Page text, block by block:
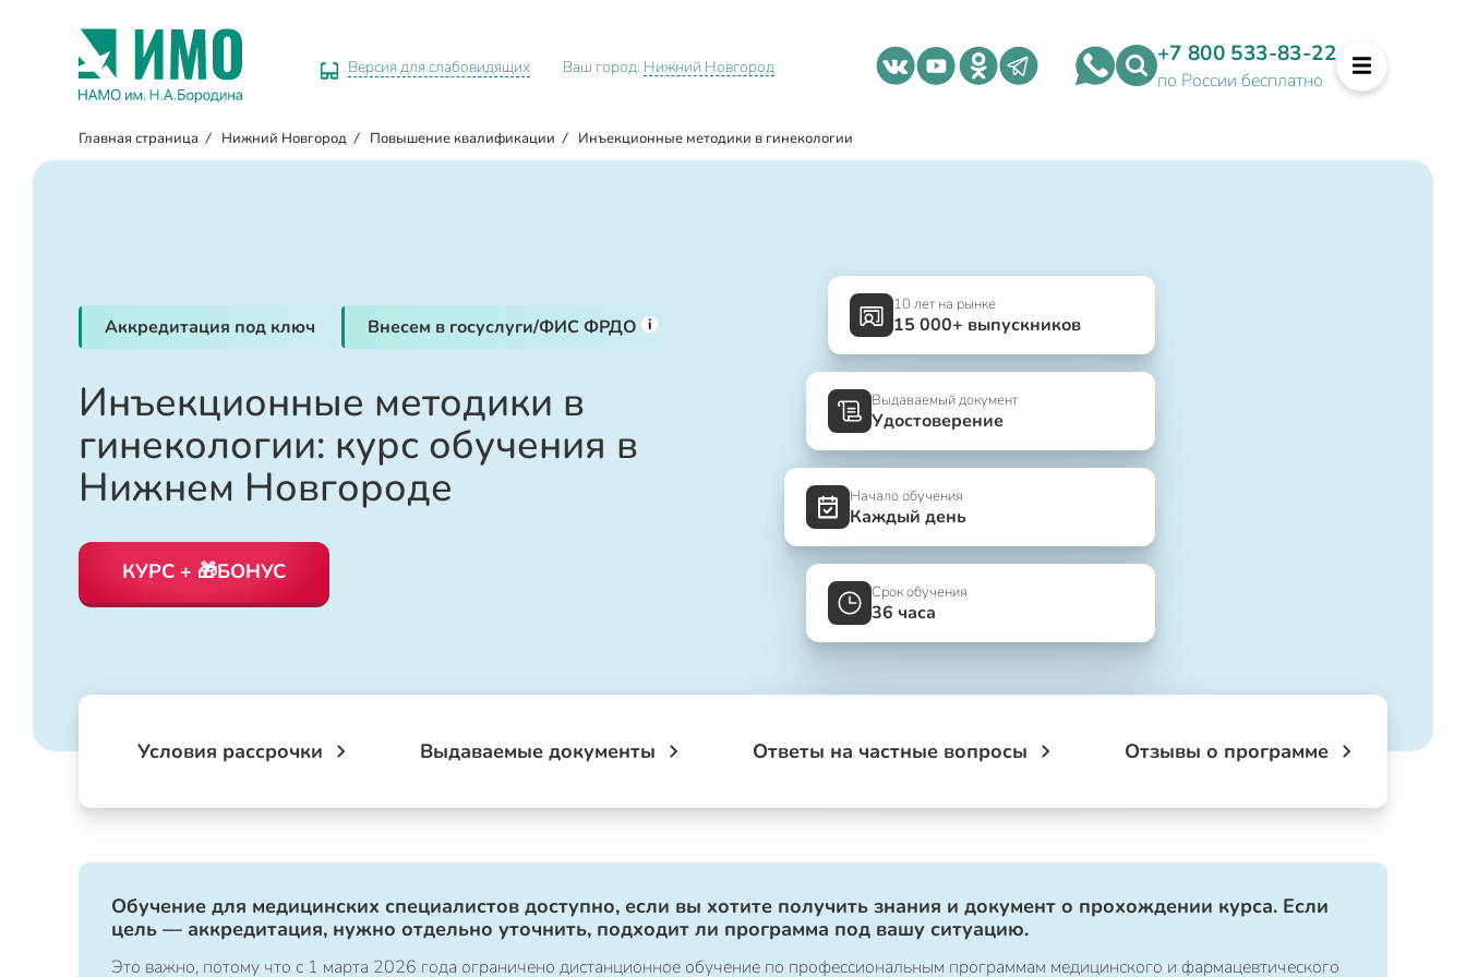
Версия для слабовидящих Ваш город: Нижний Новгород +7 800 533-83-22
по России бесплатно
Главная страница / Нижний Новгород / Повышение квалификации / Инъекционные методики в гинекологии
Аккредитация под ключ Внесем в госуслуги/ФИС ФРДО i
Инъекционные методики в
гинекологии: курс обучения в
Нижнем Новгороде
КУРС + 🎁БОНУС
10 лет на рынке
15 000+ выпускников
Выдаваемый документ
Удостоверение
Начало обучения
Каждый день
Срок обучения
36 часа
Условия рассрочки Выдаваемые документы Ответы на частные вопросы Отзывы о программе
Обучение для медицинских специалистов доступно, если вы хотите получить знания и документ о прохождении курса. Если
цель — аккредитация, нужно отдельно уточнить, подходит ли программа под вашу ситуацию.
Это важно, потому что с 1 марта 2026 года ограничено дистанционное обучение по профессиональным программам медицинского и фармацевтического